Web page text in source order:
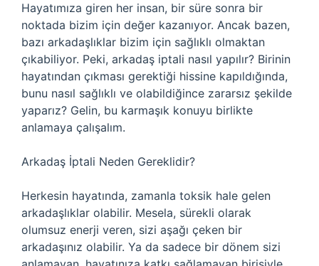
Hayatımıza giren her insan, bir süre sonra bir
noktada bizim için değer kazanıyor. Ancak bazen,
bazı arkadaşlıklar bizim için sağlıklı olmaktan
çıkabiliyor. Peki, arkadaş iptali nasıl yapılır? Birinin
hayatından çıkması gerektiği hissine kapıldığında,
bunu nasıl sağlıklı ve olabildiğince zararsız şekilde
yaparız? Gelin, bu karmaşık konuyu birlikte
anlamaya çalışalım.
Arkadaş İptali Neden Gereklidir?
Herkesin hayatında, zamanla toksik hale gelen
arkadaşlıklar olabilir. Mesela, sürekli olarak
olumsuz enerji veren, sizi aşağı çeken bir
arkadaşınız olabilir. Ya da sadece bir dönem sizi